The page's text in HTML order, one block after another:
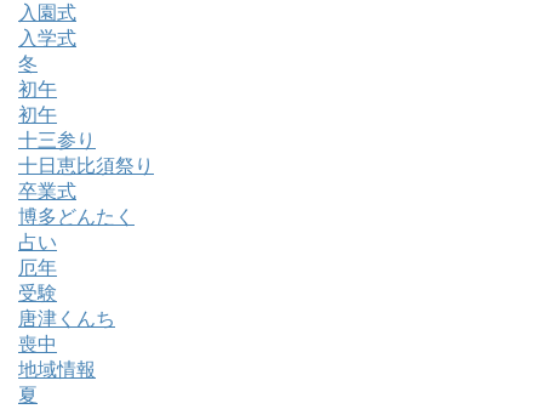
入園式
入学式
冬
初午
初午
十三参り
十日恵比須祭り
卒業式
博多どんたく
占い
厄年
受験
唐津くんち
喪中
地域情報
夏